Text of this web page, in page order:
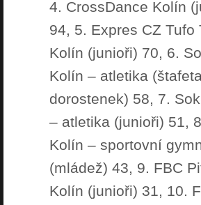
4. CrossDance Kolín
94, 5. Expres CZ Tufo
Kolín (junioři) 70, 6.
Kolín – atletika
dorostenek) 58, 7.
– atletika (junioři) 51,
Kolín – sportovní
(mládež) 43, 9. FBC
Kolín (junioři) 31, 10.